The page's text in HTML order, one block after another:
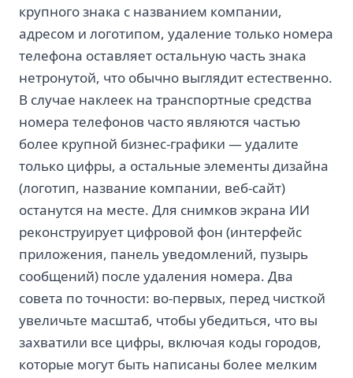
крупного знака с названием компании,
адресом и логотипом, удаление только номера
телефона оставляет остальную часть знака
нетронутой, что обычно выглядит естественно.
В случае наклеек на транспортные средства
номера телефонов часто являются частью
более крупной бизнес-графики — удалите
только цифры, а остальные элементы дизайна
(логотип, название компании, веб-сайт)
останутся на месте. Для снимков экрана ИИ
реконструирует цифровой фон (интерфейс
приложения, панель уведомлений, пузырь
сообщений) после удаления номера. Два
совета по точности: во-первых, перед чисткой
увеличьте масштаб, чтобы убедиться, что вы
захватили все цифры, включая коды городов,
которые могут быть написаны более мелким